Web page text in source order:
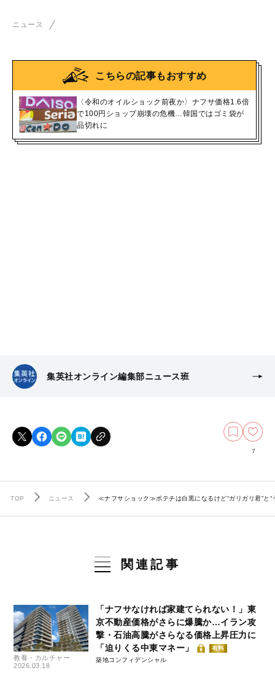
ニュース
こちらの記事もおすすめ
〈令和のオイルショック前夜か〉ナフサ価格1.6倍
で100円ショップ崩壊の危機…韓国ではゴミ袋が
品切れに
集英社オンライン編集部ニュース班
7
TOP ニュース ≪ナフサショック≫ポテチは白黒になるけど“ガリガリ君”と
関連記事
教養・カルチャー
2026.03.18
「ナフサなければ家建てられない！」東
京不動産価格がさらに爆騰か…イラン攻
撃・石油高騰がさらなる価格上昇圧力に
「迫りくる中東マネー」
有料
築地コンフィデンシャル